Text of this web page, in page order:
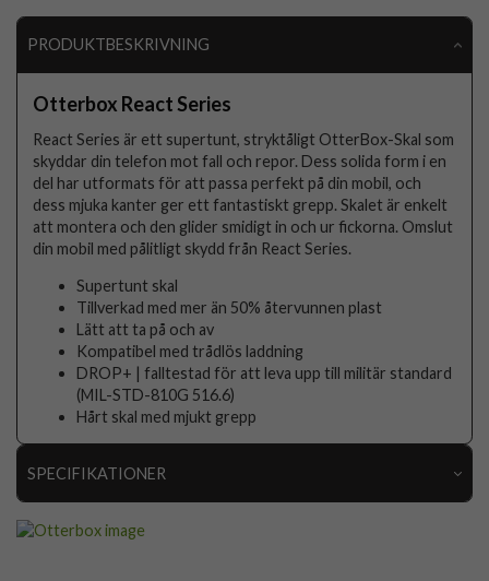
PRODUKTBESKRIVNING
Otterbox React Series
React Series är ett supertunt, stryktåligt OtterBox-Skal som
skyddar din telefon mot fall och repor. Dess solida form i en
del har utformats för att passa perfekt på din mobil, och
dess mjuka kanter ger ett fantastiskt grepp. Skalet är enkelt
att montera och den glider smidigt in och ur fickorna. Omslut
din mobil med pålitligt skydd från React Series.
Supertunt skal
Tillverkad med mer än 50% återvunnen plast
Lätt att ta på och av
Kompatibel med trådlös laddning
DROP+ | falltestad för att leva upp till militär standard
(MIL-STD-810G 516.6)
Hårt skal med mjukt grepp
SPECIFIKATIONER